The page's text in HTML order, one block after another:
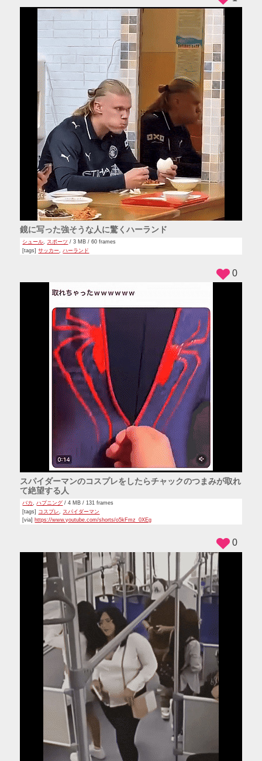
鏡に写った強そうな人に驚くハーランド
シュール スポーツ / 3 MB / 60 frames
[tags]サッカー ,ハーランド
スパイダーマンのコスプレをしたらチャックのつまみが取れ
て絶望する人
バカ ,ハプニング / 4 MB / 131 frames
[tags] コスプレ
スパイダーマン
[via] https://www.youtube.com/shorts/o5kFmz_0XEg
0
0